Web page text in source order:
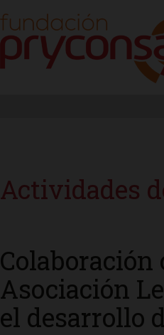
Actividades
Colaboración
Asociación
el desarrollo